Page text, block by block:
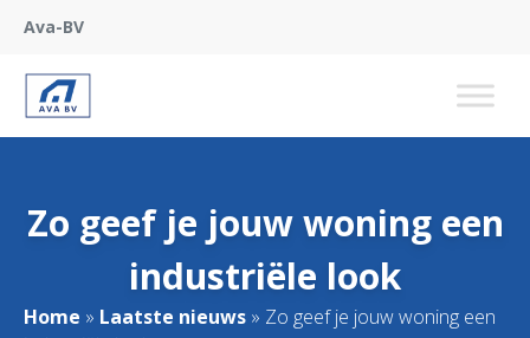
Ava-BV
Zo geef je jouw woning een
industriële look
Home » Laatste nieuws » Zo geef je jouw woning een